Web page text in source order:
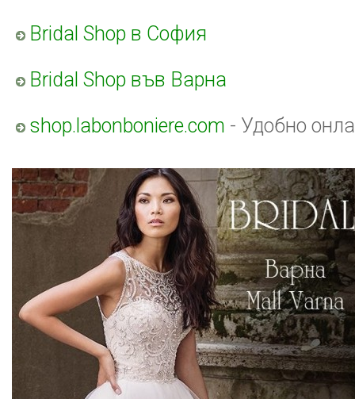
Bridal Shop в София
Bridal Shop във Варна
shop.labonboniere.com - Удобно